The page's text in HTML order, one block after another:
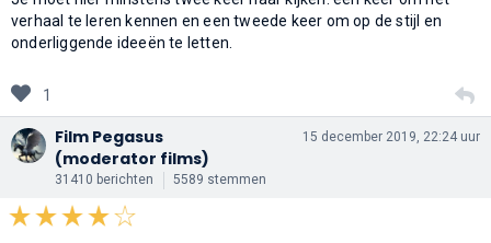
verhaal te leren kennen en een tweede keer om op de stijl en
onderliggende ideeën te letten.
1
Film Pegasus
(moderator films)
31410 berichten 5589 stemmen
15 december 2019, 22:24 uur